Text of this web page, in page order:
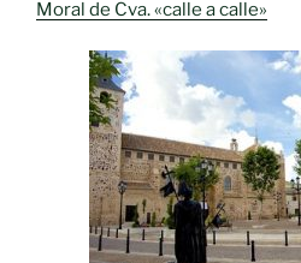
Moral de Cva. «calle a calle»